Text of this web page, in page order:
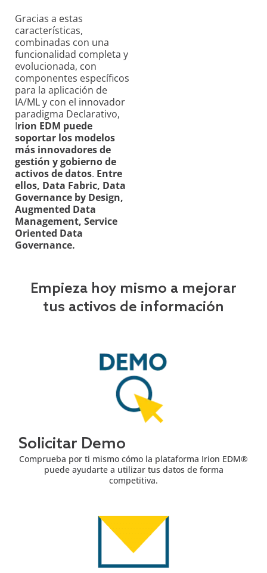
Gracias a estas
características,
combinadas con una
funcionalidad completa y
evolucionada, con
componentes específicos
para la aplicación de
IA/ML y con el innovador
paradigma Declarativo,
Irion EDM puede
soportar los modelos
más innovadores de
gestión y gobierno de
activos de datos. Entre
ellos, Data Fabric, Data
Governance by Design,
Augmented Data
Management, Service
Oriented Data
Governance.
Empieza hoy mismo a mejorar
tus activos de información
Solicitar Demo
Comprueba por ti mismo cómo la plataforma Irion EDM®
puede ayudarte a utilizar tus datos de forma
competitiva.